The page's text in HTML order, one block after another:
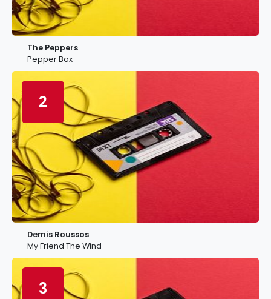
The Peppers
Pepper Box
2
Demis Roussos
My Friend The Wind
3